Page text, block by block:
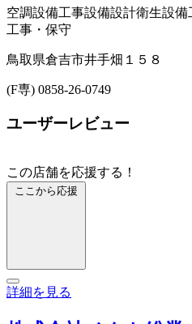
空調設備工事設備設計衛生設備
工事・保守
鳥取県倉吉市井手畑１５８
(F専) 0858-26-0749
ユーザーレビュー
この店舗を応援する！
ここから応援
詳細を見る